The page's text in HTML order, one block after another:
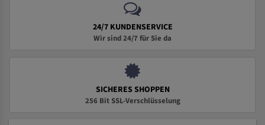
24/7 KUNDENSERVICE
Wir sind 24/7 für Sie da
SICHERES SHOPPEN
256 Bit SSL-Verschlüsselung